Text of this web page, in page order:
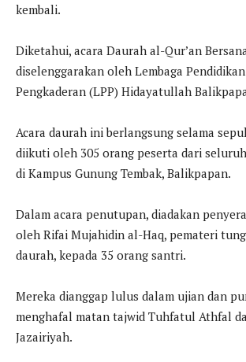
kembali.
Diketahui, acara Daurah al-Qur’an
diselenggarakan oleh Lembaga
Pengkaderan (LPP) Hidayatullah
Acara daurah ini berlangsung selama
diikuti oleh 305 orang peserta dari
di Kampus Gunung Tembak, Balikpapan.
Dalam acara penutupan, diadakan
oleh Rifai Mujahidin al-Haq, pemateri
daurah, kepada 35 orang santri.
Mereka dianggap lulus dalam ujian dan
menghafal matan tajwid Tuhfatul Athfal
Jazairiyah.